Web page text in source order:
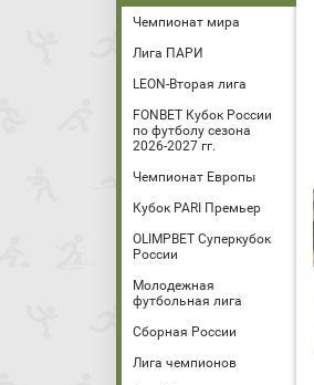
Чемпионат мира
Лига ПАРИ
LEON-Вторая лига
FONBET Кубок России
по футболу сезона
2026-2027 гг.
Чемпионат Европы
Кубок PARI Премьер
OLIMPBET Суперкубок
России
Молодежная
футбольная лига
Сборная России
Лига чемпионов